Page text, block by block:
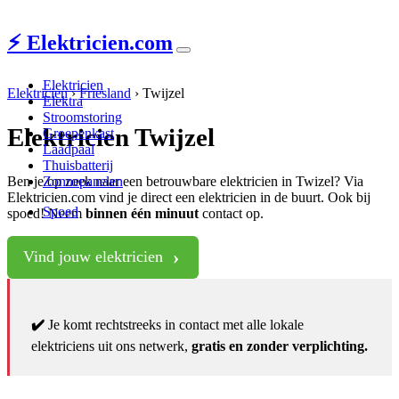
⚡ Elektricien.com
Elektricien
Elektra
Stroomstoring
Groepenkast
Laadpaal
Thuisbatterij
Zonnepanelen
Spoed
Elektricien›Friesland › Twijzel
Elektricien Twijzel
Ben je op zoek naar een betrouwbare elektricien in Twizel? Via
Elektricien.com vind je direct een elektricien in de buurt. Ook bij
spoed! Neem binnen één minuut contact op.
Vind jouw elektricien
✔️ Je komt rechtstreeks in contact met alle lokale
elektriciens uit ons netwerk,gratis en zonder verplichting.